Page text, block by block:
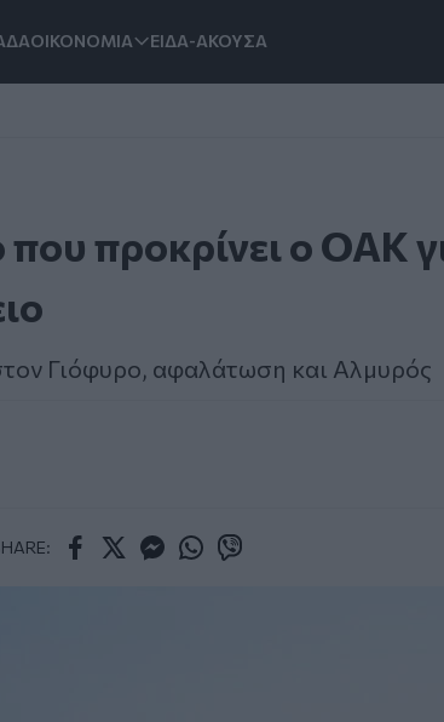
ΟΙΚΟΝΟΜΙΑ ΕΙΔΑ-ΑΚΟΥΣΑ
προκρίνει ο ΟΑΚ
Γιόφυρο, αφαλάτωση και Αλμυρός